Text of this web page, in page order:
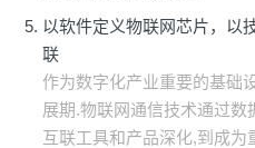
以软件定义物联网芯片，以
联
作为数字化产业重要的基础
展期.物联网通信技术通过数
互联工具和产品深化,到成